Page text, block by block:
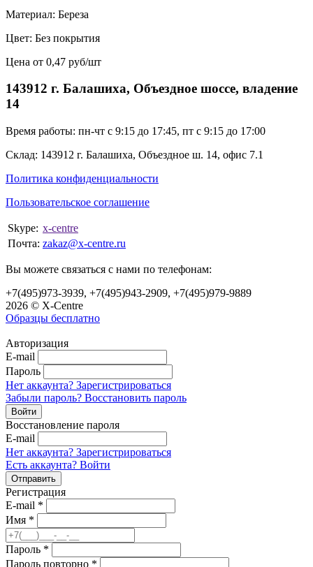
Материал: Береза
Цвет: Без покрытия
Цена от 0,47 руб/шт
143912 г. Балашиха, Объездное шоссе, владение
14
Время работы: пн-чт с 9:15 до 17:45, пт с 9:15 до 17:00
Склад: 143912 г. Балашиха, Объездное ш. 14, офис 7.1
Политика конфиденциальности
Пользовательское соглашение
Skype: x-centre
Почта: zakaz@x-centre.ru
Вы можете связаться с нами по телефонам:
+7(495)973-3939, +7(495)943-2909, +7(495)979-9889
2026 © X-Centre
Образцы бесплатно
Авторизация
E-mail
Пароль
Нет аккаунта? Зарегистрироваться
Забыли пароль? Восстановить пароль
Восстановление пароля
E-mail
Нет аккаунта? Зарегистрироваться
Есть аккаунта? Войти
Регистрация
E-mail *
Имя *
Пароль *
Пароль повторно *